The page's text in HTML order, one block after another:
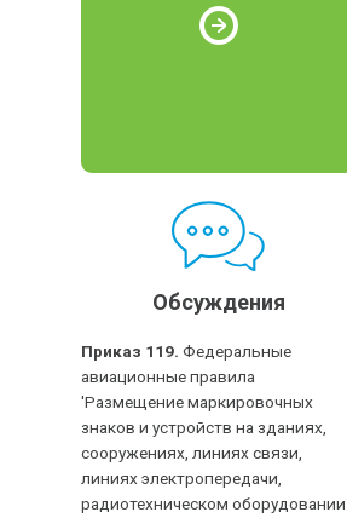
Обсуждения
Приказ 119. Федеральные
авиационные правила
'Размещение маркировочных
знаков и устройств на зданиях,
сооружениях, линиях связи,
линиях электропередачи,
радиотехническом оборудовании